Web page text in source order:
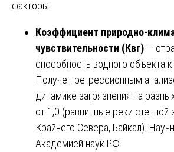
факторы:
Коэффициент природно-
чувствительности (Квг) —
способность водного объекта
Получен регрессионным
динамике загрязнения на
от 1,0 (равнинные реки
Крайнего Севера, Байкал).
Академией наук РФ.